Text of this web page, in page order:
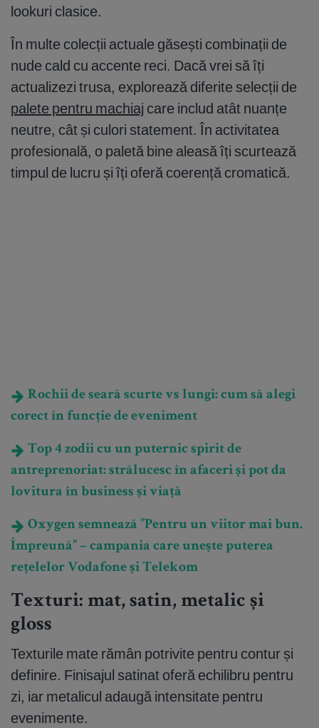
lookuri clasice.
În multe colecții actuale găsești combinații de
nude cald cu accente reci. Dacă vrei să îți
actualizezi trusa, explorează diferite selecții de
palete pentru machiaj care includ atât nuanțe
neutre, cât și culori statement. În activitatea
profesională, o paletă bine aleasă îți scurtează
timpul de lucru și îți oferă coerență cromatică.
Rochii de seară scurte vs lungi: cum să alegi
corect în funcție de eveniment
Top 4 zodii cu un puternic spirit de
antreprenoriat: strălucesc în afaceri și pot da
lovitura în business și viață
Oxygen semnează ”Pentru un viitor mai bun.
Împreună” – campania care unește puterea
rețelelor Vodafone și Telekom
Texturi: mat, satin, metalic și
gloss
Texturile mate rămân potrivite pentru contur și
definire. Finisajul satinat oferă echilibru pentru
zi, iar metalicul adaugă intensitate pentru
evenimente.